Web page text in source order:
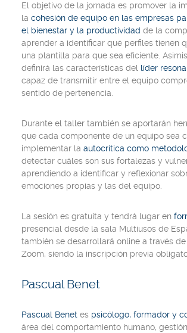
El objetivo de la jornada es promover la
la cohesión de equipo en las empresas
el bienestar y la productividad de la
aprender a identificar qué perfiles tienen
una plantilla para que sea eficiente.
definirá las características del líder
capaz de transmitir entre el equipo
sentido de pertenencia.
Durante el taller también se aportarán
que cada componente de un equipo sea
implementar la autocrítica como
detectar cuáles son sus fortalezas y
aprendiendo a identificar y reflexionar
emociones propias y las del equipo.
La sesión es gratuita y tendrá lugar en
presencial desde la sala Multiusos de
también se desarrollará online a través
Zoom, siendo la inscripción previa
Pascual Benet
Pascual Benet es psicólogo, formador y
área del comportamiento humano,